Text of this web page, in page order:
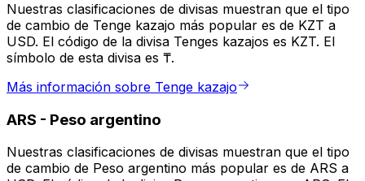
Nuestras clasificaciones de divisas muestran que el tipo
de cambio de Tenge kazajo más popular es de KZT a
USD. El código de la divisa Tenges kazajos es KZT. El
símbolo de esta divisa es ₸.
Más información sobre Tenge kazajo
ARS - Peso argentino
Nuestras clasificaciones de divisas muestran que el tipo
de cambio de Peso argentino más popular es de ARS a